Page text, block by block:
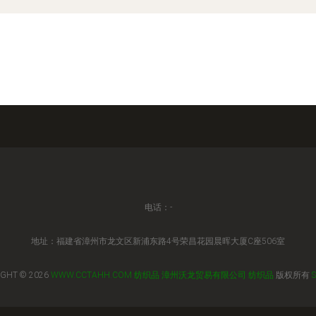
电话：-
地址：福建省漳州市龙文区新浦东路4号荣昌花园晨晖大厦C座506室
© 2026 WWW.CCTAHH.COM 纺织品 漳州沃龙贸易有限公司 纺织品 版权所有